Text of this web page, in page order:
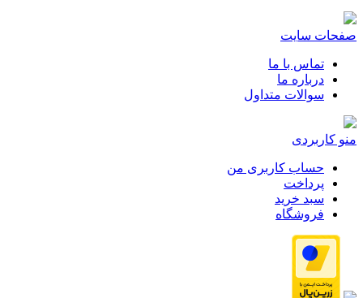
صفحات سایت
تماس با ما
درباره ما
سوالات متداول
منو کاربردی
حساب کاربری من
پرداخت
سبد خرید
فروشگاه